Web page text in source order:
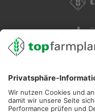
Sei immer
Neue Features,